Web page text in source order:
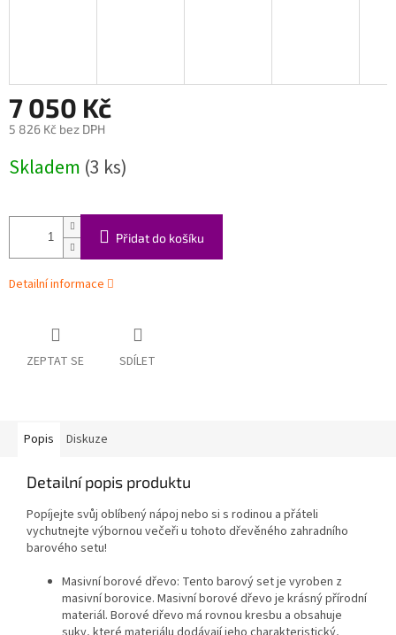
7 050 Kč
5 826 Kč bez DPH
cena:
Skladem (3 ks)
Přidat do košíku
Detailní informace
ZEPTAT SE SDÍLET
Popis Diskuze
Detailní popis produktu
Popíjejte svůj oblíbený nápoj nebo si s rodinou a přáteli
vychutnejte výbornou večeři u tohoto dřevěného zahradního
barového setu!
Masivní borové dřevo: Tento barový set je vyroben z
masivní borovice. Masivní borové dřevo je krásný přírodní
materiál. Borové dřevo má rovnou kresbu a obsahuje